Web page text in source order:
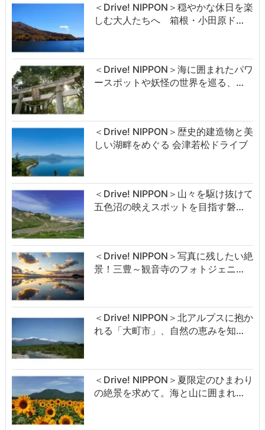
＜Drive! NIPPON＞穏やかな休日を楽
しむ大人たちへ 箱根・小田原ド…
＜Drive! NIPPON＞海に囲まれたパワ
ースポットや妖怪の世界を巡る、…
＜Drive! NIPPON＞歴史的建造物と美
しい湖畔をめぐる 会津若松ドライブ
＜Drive! NIPPON＞山々を駆け抜けて
五色沼の映えスポットを目指す磐…
＜Drive! NIPPON＞写真に残したい絶
景！三豊～観音寺のフォトジェニ…
＜Drive! NIPPON＞北アルプスに抱か
れる「大町市」、自然の恵みを知…
＜Drive! NIPPON＞夏限定のひまわり
の絶景を求めて。海と山に囲まれ…